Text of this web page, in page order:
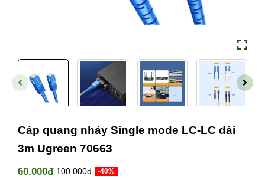
Cáp quang nhảy Single mode LC-LC dài
3m Ugreen 70663
60.000đ 100.000đ -40%